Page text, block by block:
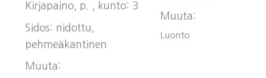
Kirjapaino, p. , kunto: 3
Sidos: nidottu,
pehmeäkantinen
Muuta:
Muuta:
Luonto